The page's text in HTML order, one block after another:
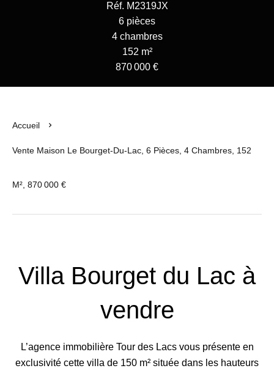
Réf. M2319JX
6 pièces
4 chambres
152 m²
870 000 €
Accueil
Vente Maison Le Bourget-Du-Lac, 6 Pièces, 4 Chambres, 152
M², 870 000 €
Villa Bourget du Lac à
vendre
L’agence immobilière Tour des Lacs vous présente en
exclusivité cette villa de 150 m² située dans les hauteurs